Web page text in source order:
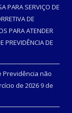
PARA SERVIÇO DE
DE
PARA ATENDER
PREVIDÊNCIA DE
Previdência não
de 2026 9 de